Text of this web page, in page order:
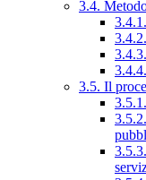
3.4.
3.5. Il